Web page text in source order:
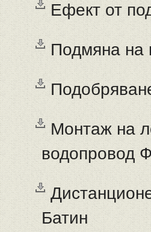
Ефект от
Подмяна на
Монтаж на
водопровод
Батин